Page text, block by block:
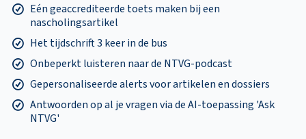
Eén geaccrediteerde toets maken bij een
nascholingsartikel
Het tijdschrift 3 keer in de bus
Onbeperkt luisteren naar de NTVG-podcast
Gepersonaliseerde alerts voor artikelen en dossiers
Antwoorden op al je vragen via de AI-toepassing 'Ask
NTVG'